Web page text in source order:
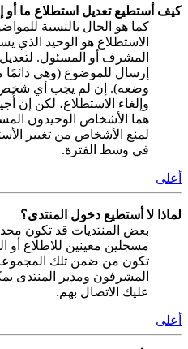
كيف أستطيع تعديل استطلاع ما أو
كما هو الحال بالنسبة
الاستطلاع هو الوحيد الذي
المشرف أو المسئول.
إرسال للموضوع (وهي دائمًا
وضعه). إن لم يجب أي شخص
وإلغاء الاستطلاع، لكن إن
هما الأشخاص الوحيدون
لمنع الأشخاص من تغيير
في وسط الفترة.
أعلى
لماذا لا أستطيع دخول المنتدى؟
بعض المنتديات قد تكون
مسجلين معينين للاطلاع أو
تكون من ضمن تلك
المشرفون ومدير المنتدى
عليك الاتصال بهم.
أعلى